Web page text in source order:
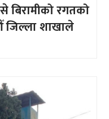
बिरामीको रगतको
जिल्ला शाखाले